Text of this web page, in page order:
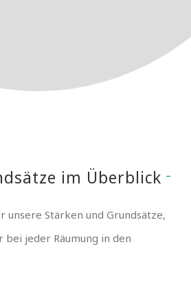
im Überblick
unsere Stärken und Grundsätze,
bei jeder Räumung in den